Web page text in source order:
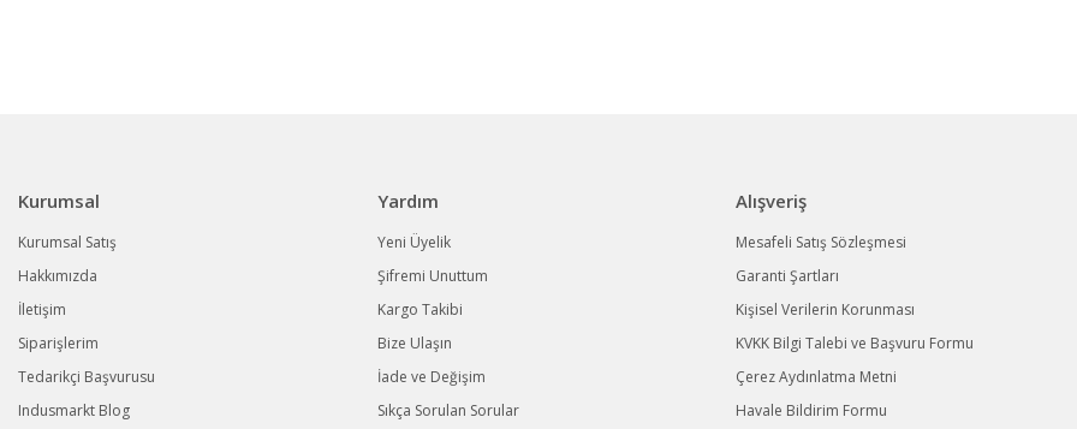
Kurumsal
Kurumsal Satış
Hakkımızda
İletişim
Siparişlerim
Tedarikçi Başvurusu
Indusmarkt Blog
Yardım
Yeni Üyelik
Şifremi Unuttum
Kargo Takibi
Bize Ulaşın
İade ve Değişim
Sıkça Sorulan Sorular
Alışveriş
Mesafeli Satış Sözleşmesi
Garanti Şartları
Kişisel Verilerin Korunması
KVKK Bilgi Talebi ve Başvuru Formu
Çerez Aydınlatma Metni
Havale Bildirim Formu